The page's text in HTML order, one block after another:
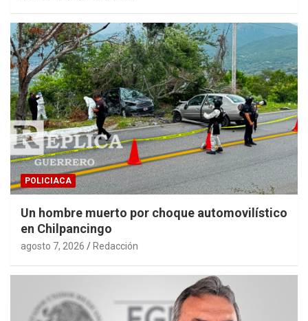
POLICIACA
Un hombre muerto por choque automovilístico
en Chilpancingo
agosto 7, 2026 Redacción